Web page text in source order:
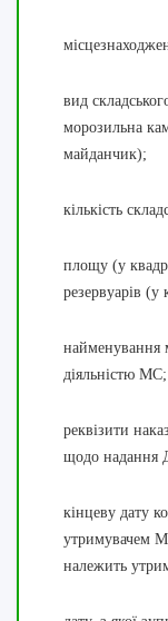
вид
морозильна
майданчик);
кількість
площу (у
резервуарів (у
найменування
діяльністю МС;
реквізити
щодо надання
кінцеву дату
утримувачем
належить